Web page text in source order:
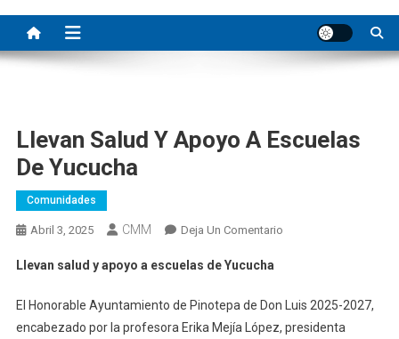
Llevan Salud Y Apoyo A Escuelas
De Yucucha
Comunidades
Abril 3, 2025 CMM Deja Un ComentarioEn
Apoyo
A
Llevan salud y apoyo a escuelas de Yucucha
El Honorable Ayuntamiento de Pinotepa de Don Luis 2025-2027,
encabezado por la profesora Erika Mejía López, presidenta